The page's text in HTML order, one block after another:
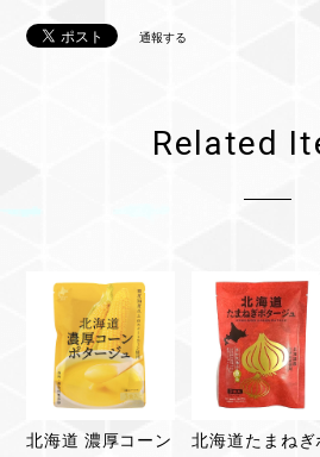
通報する
Related
北海道 濃厚コーン
北海道たまねぎ